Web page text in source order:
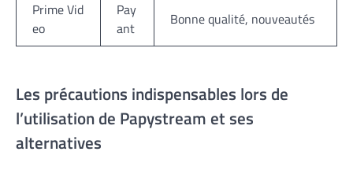
Prime Vid
eo
Pay
ant
Bonne qualité, nouveautés
Les précautions indispensables lors de
l’utilisation de Papystream et ses
alternatives